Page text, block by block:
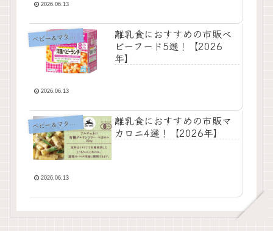
2026.06.13
ベ
ビー＆マタニティ
離乳食におすすめの市販ベ
ビーフード5選！【2026
年】
2026.06.13
ベ
ビー＆マタニティ
離乳食におすすめの市販マ
カロニ4選！【2026年】
2026.06.13